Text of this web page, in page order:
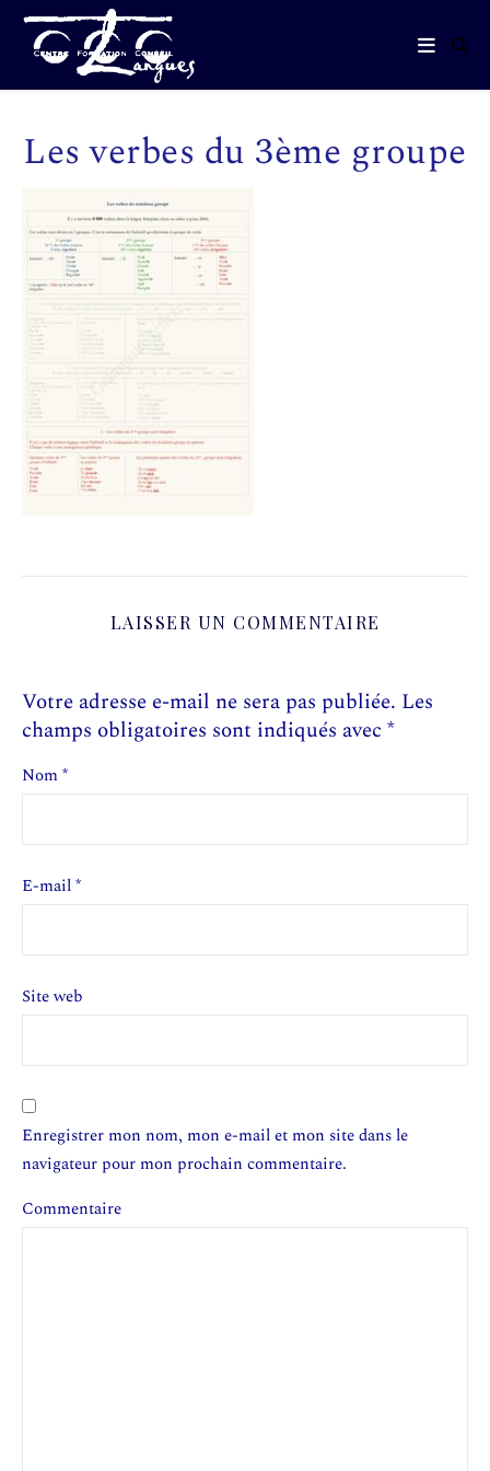
Les verbes du 3ème groupe
LAISSER UN COMMENTAIRE
Votre adresse e-mail ne sera pas publiée. Les
champs obligatoires sont indiqués avec *
Nom*
E-mail*
Site web
Enregistrer mon nom, mon e-mail et mon site dans le
navigateur pour mon prochain commentaire.
Commentaire